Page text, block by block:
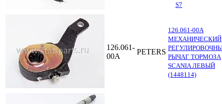
S7
126.061-
00A
PETERS
126.061-00A
МЕХАНИЧЕСКИЙ
РЫЧАГ ТОРМОЗА
SCANIA ЛЕВЫЙ
(1448114)